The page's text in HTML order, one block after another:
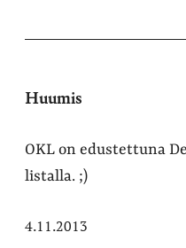
Huumis
OKL on edustettuna
listalla. ;)
4.11.2013